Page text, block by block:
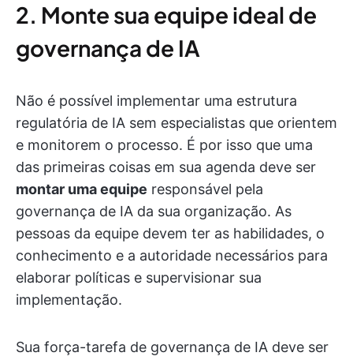
2. Monte sua equipe ideal de
governança de IA
Não é possível implementar uma estrutura
regulatória de IA sem especialistas que orientem
e monitorem o processo. É por isso que uma
das primeiras coisas em sua agenda deve ser
montar uma equipe responsável pela
governança de IA da sua organização. As
pessoas da equipe devem ter as habilidades, o
conhecimento e a autoridade necessários para
elaborar políticas e supervisionar sua
implementação.
Sua força-tarefa de governança de IA deve ser